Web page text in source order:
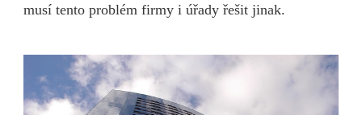
musí tento problém firmy i úřady řešit jinak.